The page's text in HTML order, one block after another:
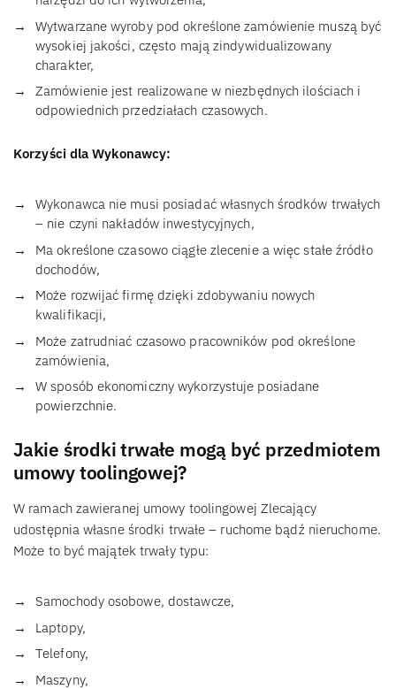
Wytwarzane wyroby pod określone zamówienie muszą być
wysokiej jakości, często mają zindywidualizowany
charakter,
Zamówienie jest realizowane w niezbędnych ilościach i
odpowiednich przedziałach czasowych.
Korzyści dla Wykonawcy:
Wykonawca nie musi posiadać własnych środków trwałych
– nie czyni nakładów inwestycyjnych,
Ma określone czasowo ciągłe zlecenie a więc stałe źródło
dochodów,
Może rozwijać firmę dzięki zdobywaniu nowych
kwalifikacji,
Może zatrudniać czasowo pracowników pod określone
zamówienia,
W sposób ekonomiczny wykorzystuje posiadane
powierzchnie.
Jakie środki trwałe mogą być przedmiotem
umowy toolingowej?
W ramach zawieranej umowy toolingowej Zlecający
udostępnia własne środki trwałe – ruchome bądź nieruchome.
Może to być majątek trwały typu:
Samochody osobowe, dostawcze,
Laptopy,
Telefony,
Maszyny,